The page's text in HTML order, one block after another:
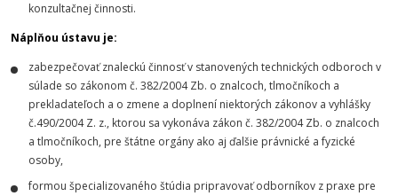
konzultačnej činnosti.
Náplňou ústavu je:
zabezpečovať znaleckú činnosť v stanovených technických odboroch v
súlade so zákonom č. 382/2004 Zb. o znalcoch, tlmočníkoch a
prekladateľoch a o zmene a doplnení niektorých zákonov a vyhlášky
č.490/2004 Z. z., ktorou sa vykonáva zákon č. 382/2004 Zb. o znalcoch
a tlmočníkoch, pre štátne orgány ako aj ďalšie právnické a fyzické
osoby,
formou špecializovaného štúdia pripravovať odborníkov z praxe pre